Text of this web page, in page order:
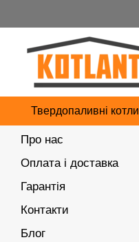
Твердопаливні котли
Про нас
Оплата і доставка
Гарантія
Контакти
Блог